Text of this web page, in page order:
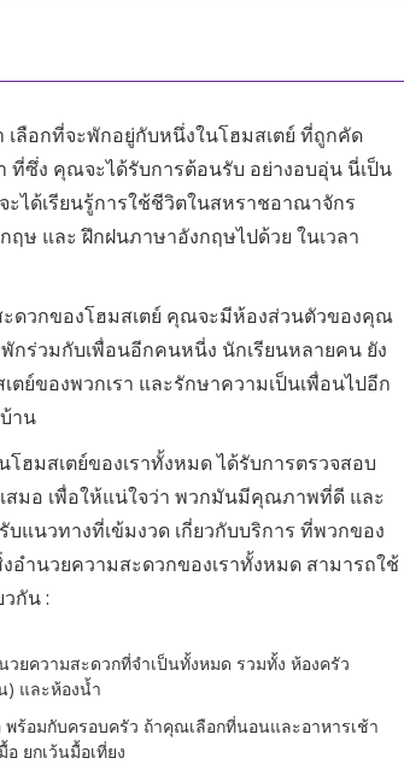
เลือกที่จะพักอยู่กับหนึ่งในโฮมสเตย์ ที่ถูกคัด
ที่ซึ่ง คุณจะได้รับการต้อนรับ อย่างอบอุ่น นี่เป็น
ได้เรียนรู้การใช้ชีวิตในสหราชอาณาจักร
ฤษ และ ฝึกฝนภาษาอังกฤษไปด้วย ในเวลา
ะดวกของโฮมสเตย์ คุณจะมีห้องส่วนตัวของคุณ
พักร่วมกับเพื่อนอีกคนหนี่ง นักเรียนหลายคน ยัง
ย์ของพวกเรา และรักษาความเป็นเพื่อนไปอีก
าน
ฮมสเตย์ของเราทั้งหมด ได้รับการตรวจสอบ
สมอ เพื่อให้แน่ใจว่า พวกมันมีคุณภาพที่ดี และ
บแนวทางที่เข้มงวด เกี่ยวกับบริการ ที่พวกของ
อำนวยความสะดวกของเราทั้งหมด สามารถใช้
กัน :
ยความสะดวกที่จำเป็นทั้งหมด รวมทั้ง ห้องครัว
) และห้องน้ำ
ร้อมกับครอบครัว ถ้าคุณเลือกที่นอนและอาหารเช้า
ยกเว้นมื้อเที่ยง